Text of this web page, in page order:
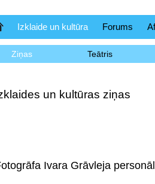
Izklaide un kultūra Forums
Ziņas Teātris
un kultūras ziņas
Ivara Grāvleja